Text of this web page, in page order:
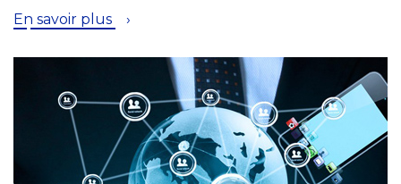
En savoir plus